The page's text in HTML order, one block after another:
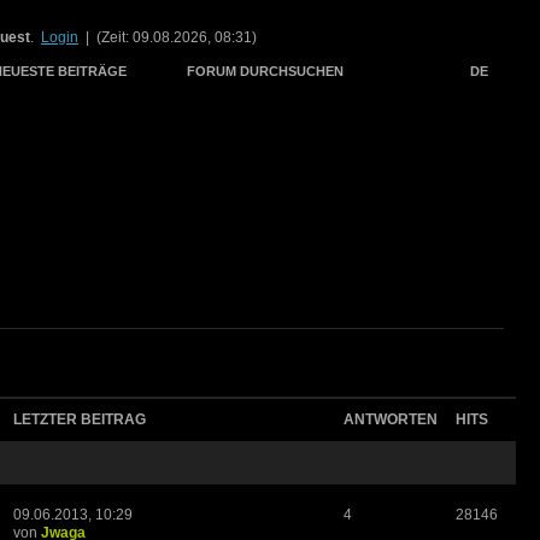
. Login | (Zeit: 09.08.2026, 08:31)
BEITRÄGE FORUM DURCHSUCHEN DE
LETZTER BEITRAG ANTWORTEN HITS
09.06.2013, 10:29
von Jwaga
4 28146